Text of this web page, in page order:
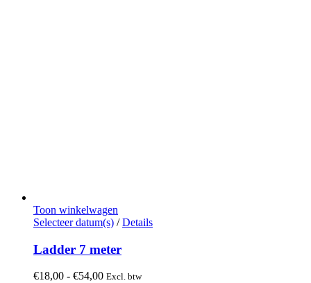
Toon winkelwagen
Selecteer datum(s) Dit
heeft
meerdere
variaties.
/ Details
Ladder 7 meter
€18,00 - €54,00Prijsklasse:
Excl. btw